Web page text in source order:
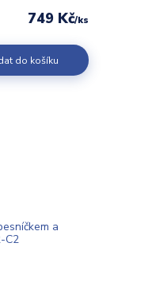
749 Kč/ks
do košíku